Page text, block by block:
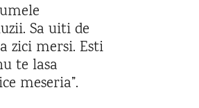
Sa uiti de
zici mersi. Esti
te lasa
meseria”.